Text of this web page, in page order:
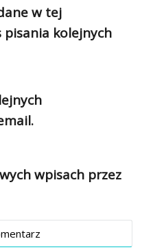
w tej
pisania kolejnych
wpisach przez